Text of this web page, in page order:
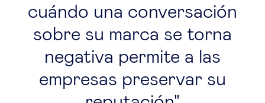
cuándo una conversación
sobre su marca se torna
negativa permite a las
empresas preservar su